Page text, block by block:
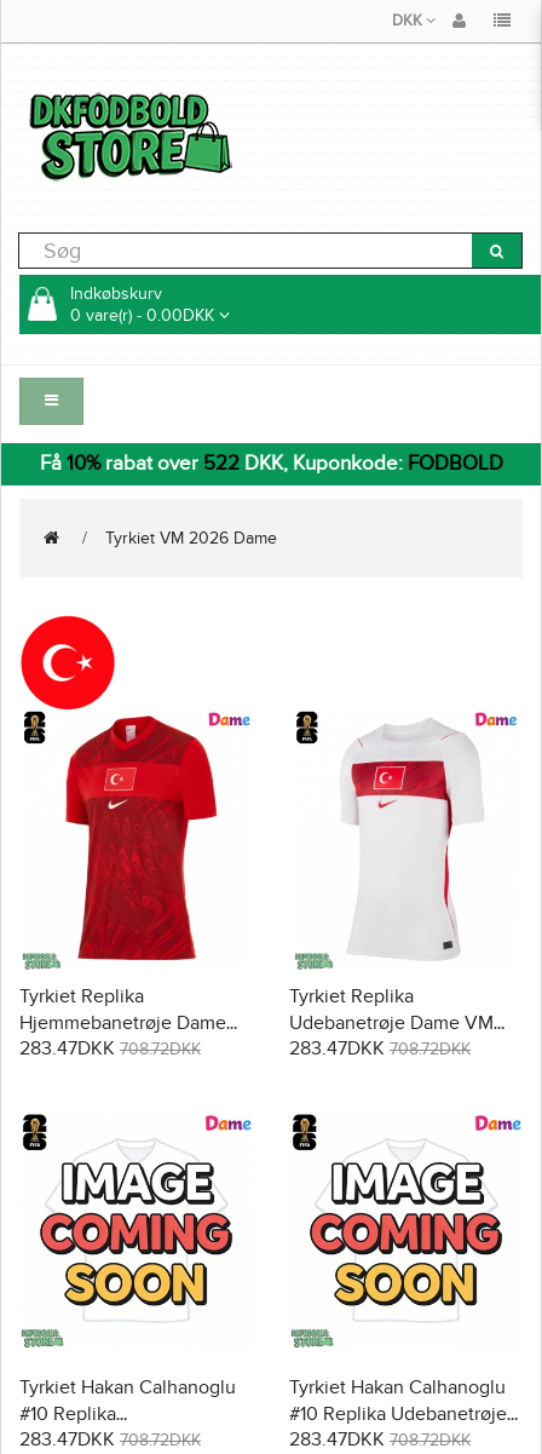
DKK
Indkøbskurv
0 vare(r) - 0.00DKK
Få 10%rabat over 522DKK, Kuponkode: FODBOLD
Tyrkiet VM 2026 Dame
Tyrkiet Replika
Hjemmebanetrøje Dame
VM 2026 Kortærmet
283.47DKK 708.72DKK
Tyrkiet Replika
Udebanetrøje Dame VM
2026 Kortærmet
283.47DKK 708.72DKK
Tyrkiet Hakan Calhanoglu
#10 Replika
Hjemmebanetrøje Dame
283.47DKK 708.72DKK
Tyrkiet Hakan Calhanoglu
#10 Replika Udebanetrøje
Dame VM 2026 Kortærmet
283.47DKK 708.72DKK